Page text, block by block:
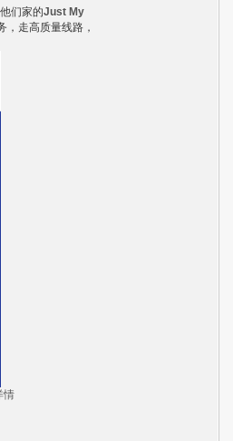
们家的Just My
，走高质量线路，
情